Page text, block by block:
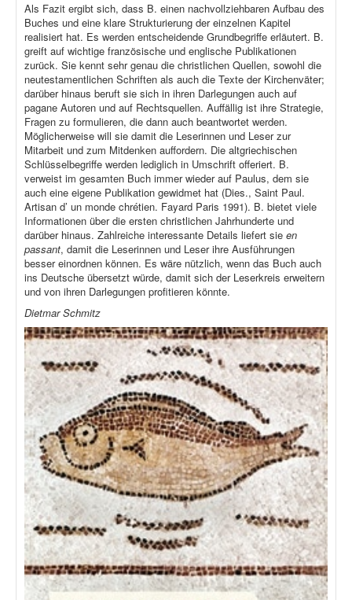
Als Fazit ergibt sich, dass B. einen nachvollziehbaren Aufbau des
Buches und eine klare Strukturierung der einzelnen Kapitel
realisiert hat. Es werden entscheidende Grundbegriffe erläutert. B.
greift auf wichtige französische und englische Publikationen
zurück. Sie kennt sehr genau die christlichen Quellen, sowohl die
neutestamentlichen Schriften als auch die Texte der Kirchenväter;
darüber hinaus beruft sie sich in ihren Darlegungen auch auf
pagane Autoren und auf Rechtsquellen. Auffällig ist ihre Strategie,
Fragen zu formulieren, die dann auch beantwortet werden.
Möglicherweise will sie damit die Leserinnen und Leser zur
Mitarbeit und zum Mitdenken auffordern. Die altgriechischen
Schlüsselbegriffe werden lediglich in Umschrift offeriert. B.
verweist im gesamten Buch immer wieder auf Paulus, dem sie
auch eine eigene Publikation gewidmet hat (Dies., Saint Paul.
Artisan d’ un monde chrétien. Fayard Paris 1991). B. bietet viele
Informationen über die ersten christlichen Jahrhunderte und
darüber hinaus. Zahlreiche interessante Details liefert sie en
passant, damit die Leserinnen und Leser ihre Ausführungen
besser einordnen können. Es wäre nützlich, wenn das Buch auch
ins Deutsche übersetzt würde, damit sich der Leserkreis erweitern
und von ihren Darlegungen profitieren könnte.
Dietmar Schmitz